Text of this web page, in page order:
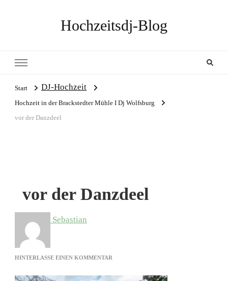
Hochzeitsdj-Blog
Start DJ-Hochzeit
Hochzeit in der Brackstedter Mühle I Dj Wolfsburg
vor der Danzdeel
vor der Danzdeel
Sebastian
HINTERLASSE EINEN KOMMENTAR
DER